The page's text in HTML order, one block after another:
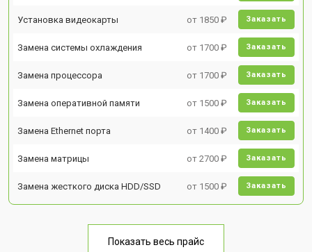
Установка видеокарты от 1850 ₽ Заказать
Замена системы охлаждения от 1700 ₽ Заказать
Замена процессора от 1700 ₽ Заказать
Замена оперативной памяти от 1500 ₽ Заказать
Замена Ethernet порта от 1400 ₽ Заказать
Замена матрицы от 2700 ₽ Заказать
Замена жесткого диска HDD/SSD от 1500 ₽ Заказать
Показать весь прайс